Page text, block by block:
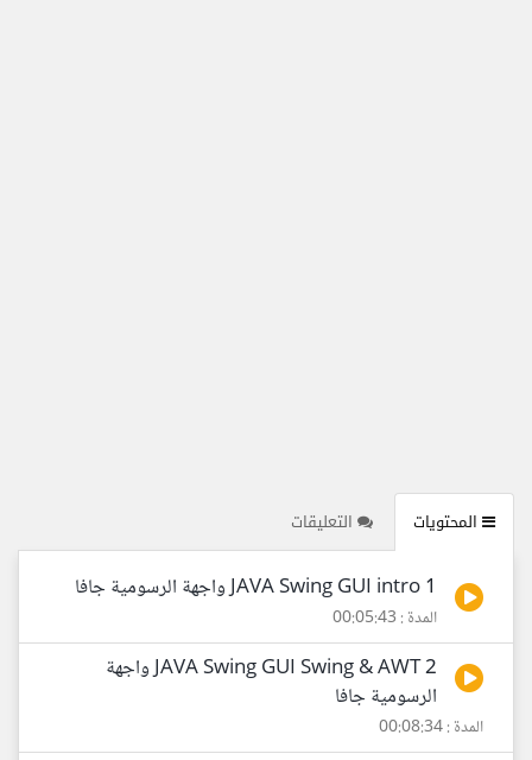
المحتويات التعليقات
1 JAVA Swing GUI intro واجهة الرسومية جافا
المدة : 00:05:43
2 JAVA Swing GUI Swing & AWT واجهة
الرسومية جافا
المدة : 00:08:34